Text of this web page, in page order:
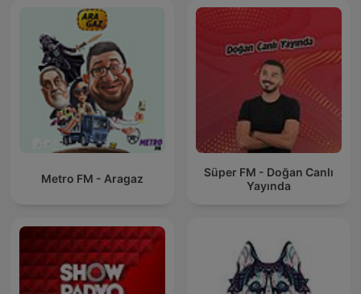
Metro FM - Aragaz
Süper FM - Doğan Canlı
Yayında